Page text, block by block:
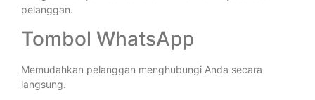
pelanggan.
Tombol WhatsApp
Memudahkan pelanggan menghubungi Anda secara
langsung.